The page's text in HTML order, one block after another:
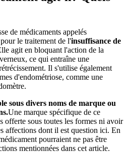
de médicaments appelés
le traitement de l'insuffisance de
agit en bloquant l'action de la
ce qui entraîne une
Il s'utilise également
d'endométriose, comme une
sous divers noms de marque ou
Une marque spécifique de ce
offerte sous toutes les formes ni avoir
affections dont il est question ici. En
pourraient ne pas être
mentionnées dans cet article.